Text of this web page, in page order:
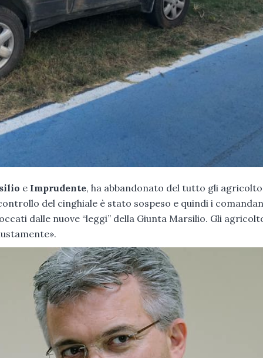
e Imprudente, ha abbandonato del tutto gli
del cinghiale è stato sospeso e quindi i
dalle nuove “leggi” della Giunta Marsilio. Gli